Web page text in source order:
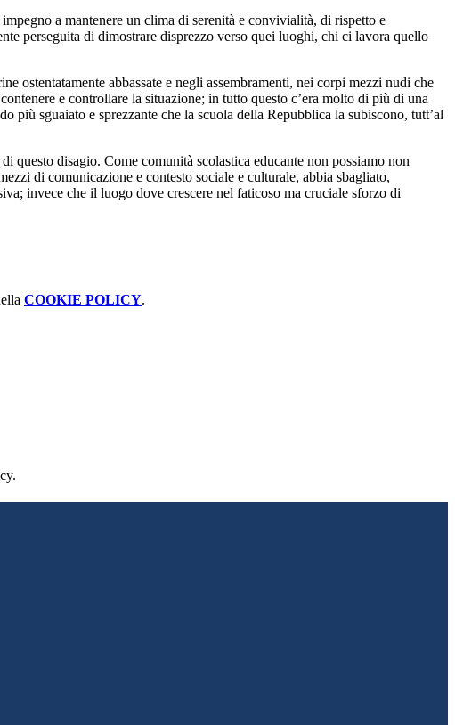
a mantenere un clima di serenità e convivialità, di rispetto e
perseguita di dimostrare disprezzo verso quei luoghi, chi ci lavora quello
ostentatamente abbassate e negli assembramenti, nei corpi mezzi nudi che
e controllare la situazione; in tutto questo c’era molto di più di una
più sguaiato e sprezzante che la scuola della Repubblica la subiscono, tutt’al
questo disagio. Come comunità scolastica educante non possiamo non
di comunicazione e contesto sociale e culturale, abbia sbagliato,
invece che il luogo dove crescere nel faticoso ma cruciale sforzo di
COOKIE POLICY.